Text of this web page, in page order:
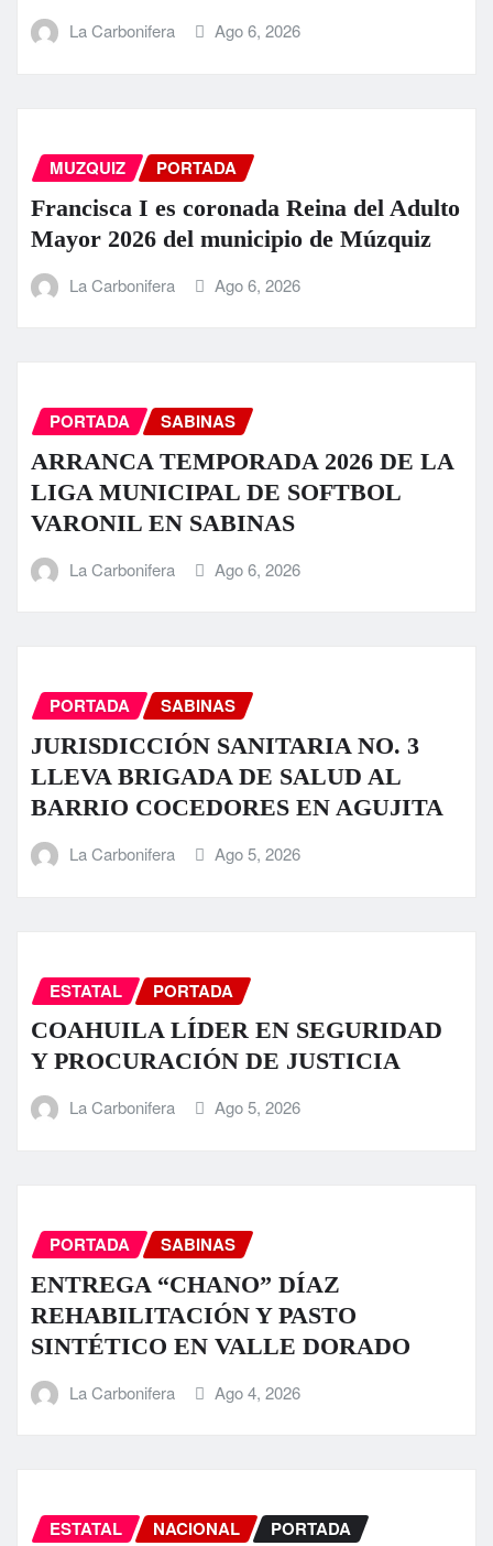
La Carbonifera Ago 6, 2026
MUZQUIZ PORTADA
Francisca I es coronada Reina del Adulto
Mayor 2026 del municipio de Múzquiz
La Carbonifera Ago 6, 2026
PORTADA SABINAS
ARRANCA TEMPORADA 2026 DE LA
LIGA MUNICIPAL DE SOFTBOL
VARONIL EN SABINAS
La Carbonifera Ago 6, 2026
PORTADA SABINAS
JURISDICCIÓN SANITARIA NO. 3
LLEVA BRIGADA DE SALUD AL
BARRIO COCEDORES EN AGUJITA
La Carbonifera Ago 5, 2026
ESTATAL PORTADA
COAHUILA LÍDER EN SEGURIDAD
Y PROCURACIÓN DE JUSTICIA
La Carbonifera Ago 5, 2026
PORTADA SABINAS
ENTREGA “CHANO” DÍAZ
REHABILITACIÓN Y PASTO
SINTÉTICO EN VALLE DORADO
La Carbonifera Ago 4, 2026
ESTATAL NACIONAL PORTADA